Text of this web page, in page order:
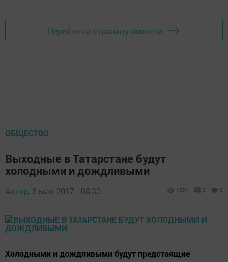
Перейти на страницу новости
ОБЩЕСТВО
Выходные в Татарстане будут
холодными и дождливыми
Автор, 6 мая 2017 - 08:30 1004 0 0
Холодными и дождливыми будут предстоящие